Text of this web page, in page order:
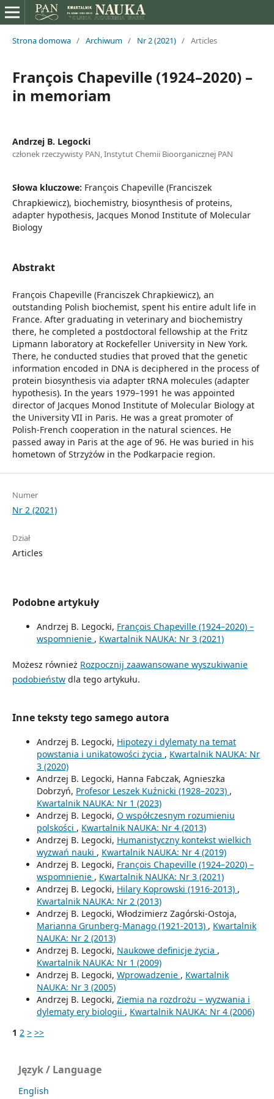
Strona domowa / Archiwum / Nr 2 (2021) / Articles
François Chapeville (1924–2020) –
in memoriam
Andrzej B. Legocki
członek rzeczywisty PAN, Instytut Chemii Bioorganicznej PAN
Słowa kluczowe: François Chapeville (Franciszek
Chrapkiewicz), biochemistry, biosynthesis of proteins,
adapter hypothesis, Jacques Monod Institute of Molecular
Biology
Abstrakt
François Chapeville (Franciszek Chrapkiewicz), an
outstanding Polish biochemist, spent his entire adult life in
France. After graduating in veterinary and biochemistry
there, he completed a postdoctoral fellowship at the Fritz
Lipmann laboratory at Rockefeller University in New York.
There, he conducted studies that proved that the genetic
information encoded in DNA is deciphered in the process of
protein biosynthesis via adapter tRNA molecules (adapter
hypothesis). In the years 1979–1991 he was appointed
director of Jacques Monod Institute of Molecular Biology at
the University VII in Paris. He was a great promoter of
Polish-French cooperation in the natural sciences. He
passed away in Paris at the age of 96. He was buried in his
hometown of Strzyżów in the Podkarpacie region.
Numer
Nr 2 (2021)
Dział
Articles
Podobne artykuły
Andrzej B. Legocki, François Chapeville (1924–2020) –
wspomnienie , Kwartalnik NAUKA: Nr 3 (2021)
Możesz również Rozpocznij zaawansowane wyszukiwanie
podobieństwdla tego artykułu.
Inne teksty tego samego autora
Andrzej B. Legocki, Hipotezy i dylematy na temat
powstania i unikatowości życia , Kwartalnik NAUKA: Nr
3 (2020)
Andrzej B. Legocki, Hanna Fabczak, Agnieszka
Dobrzyń, Profesor Leszek Kuźnicki (1928–2023) ,
Kwartalnik NAUKA: Nr 1 (2023)
Andrzej B. Legocki, O współczesnym rozumieniu
polskości , Kwartalnik NAUKA: Nr 4 (2013)
Andrzej B. Legocki, Humanistyczny kontekst wielkich
wyzwań nauki , Kwartalnik NAUKA: Nr 4 (2019)
Andrzej B. Legocki, François Chapeville (1924–2020) –
wspomnienie , Kwartalnik NAUKA: Nr 3 (2021)
Andrzej B. Legocki, Hilary Koprowski (1916-2013) ,
Kwartalnik NAUKA: Nr 2 (2013)
Andrzej B. Legocki, Włodzimierz Zagórski-Ostoja,
Marianna Grunberg-Manago (1921-2013) , Kwartalnik
NAUKA: Nr 2 (2013)
Andrzej B. Legocki, Naukowe definicje życia ,
Kwartalnik NAUKA: Nr 1 (2009)
Andrzej B. Legocki, Wprowadzenie , Kwartalnik
NAUKA: Nr 3 (2005)
Andrzej B. Legocki, Ziemia na rozdrożu – wyzwania i
dylematy ery biologii , Kwartalnik NAUKA: Nr 4 (2006)
1 2 > >>
Język / Language
English